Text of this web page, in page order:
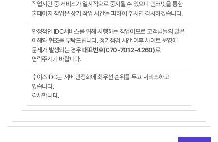
작업시간 중 서비스가 일시적으로 중지될 수 있으니 인터넷을 통한
홈페이지 작업은 상기 작업 시간을 피하여 주시면 감사하겠습니다.
안정적인 IDC서비스를 위해 시행하는 작업이므로 고객님들의 많은
이해와 협조를 부탁드립니다. 정기점검 시간 이후 사이트 운영에
문제가 발생되는 경우대표번호(070-7012-4260)로
연락주시기 바랍니다.
후이즈IDC는 서버 안정화에 최우선 순위를 두고 서비스하고
있습니다.
감사합니다.